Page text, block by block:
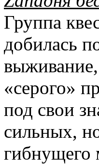
Группа
добилась
«серого»
под свои
сильных,
гибнущего